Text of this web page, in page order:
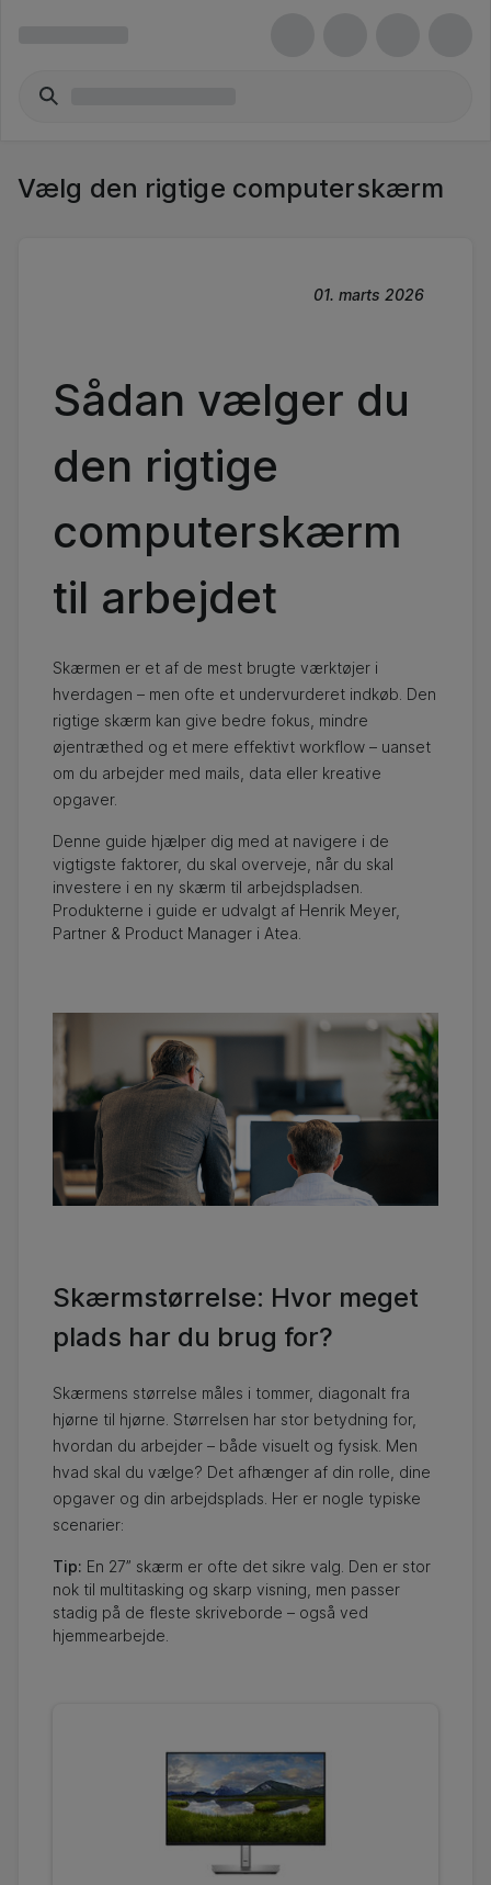
Vælg den rigtige computerskærm
01. marts 2026
Sådan vælger du
den rigtige
computerskærm
til arbejdet
Skærmen er et af de mest brugte værktøjer i
hverdagen – men ofte et undervurderet indkøb. Den
rigtige skærm kan give bedre fokus, mindre
øjentræthed og et mere effektivt workflow – uanset
om du arbejder med mails, data eller kreative
opgaver.
Denne guide hjælper dig med at navigere i de
vigtigste faktorer, du skal overveje, når du skal
investere i en ny skærm til arbejdspladsen.
Produkterne i guide er udvalgt af Henrik Meyer,
Partner & Product Manager i Atea.
Skærmstørrelse: Hvor meget
plads har du brug for?
Skærmens størrelse måles i tommer, diagonalt fra
hjørne til hjørne. Størrelsen har stor betydning for,
hvordan du arbejder – både visuelt og fysisk. Men
hvad skal du vælge? Det afhænger af din rolle, dine
opgaver og din arbejdsplads. Her er nogle typiske
scenarier:
Tip: En 27” skærm er ofte det sikre valg. Den er stor
nok til multitasking og skarp visning, men passer
stadig på de fleste skriveborde – også ved
hjemmearbejde.